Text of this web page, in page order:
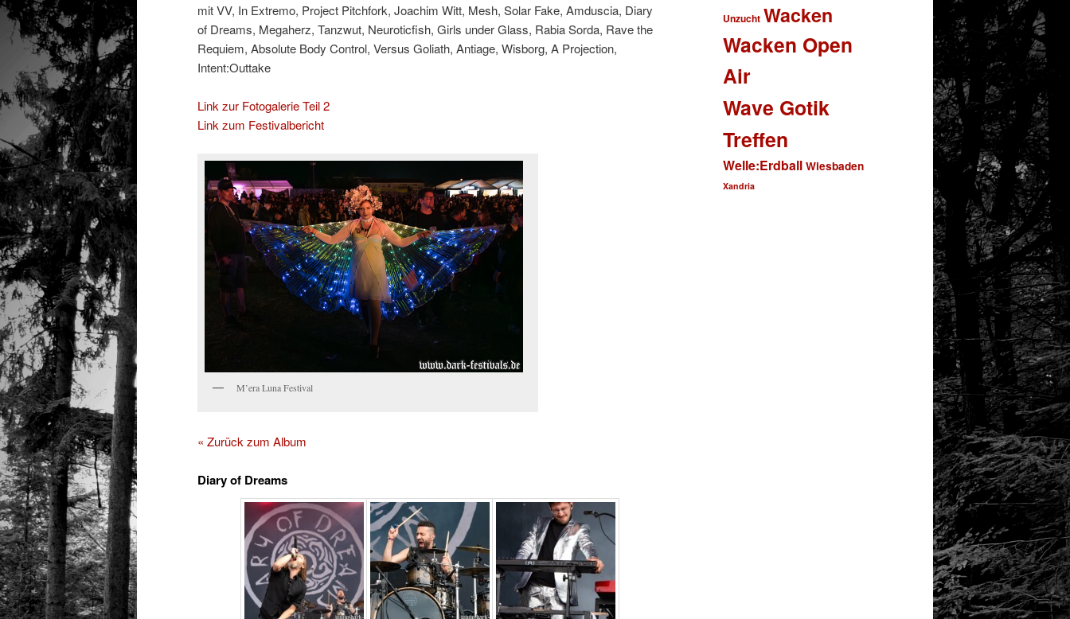
mit VV, In Extremo, Project Pitchfork, Joachim Witt, Mesh, Solar Fake, Amduscia, Diary
of Dreams, Megaherz, Tanzwut, Neuroticfish, Girls under Glass, Rabia Sorda, Rave the
Requiem, Absolute Body Control, Versus Goliath, Antiage, Wisborg, A Projection,
Intent:Outtake
Link zur Fotogalerie Teil 2
Link zum Festivalbericht
M’era Luna Festival
« Zurück zum Album
Diary of Dreams
Unzucht Wacken
Wacken Open
Air
Wave Gotik
Treffen
Welle:Erdball Wiesbaden
Xandria